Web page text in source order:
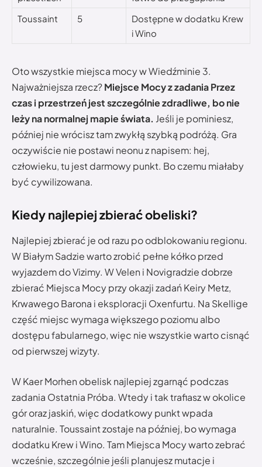
Toussaint
5
Dostępne w dodatku Krew
i Wino
Oto wszystkie miejsca mocy w Wiedźminie 3.
Najważniejsza rzecz?Miejsce Mocy z zadania Przez
czas i przestrzeń jest szczególnie zdradliwe, bo nie
leży na normalnej mapie świata. Jeśli je pominiesz,
później nie wrócisz tam zwykłą szybką podróżą. Gra
oczywiście nie postawi neonu z napisem: hej,
człowieku, tu jest darmowy punkt. Bo czemu miałaby
być cywilizowana.
Kiedy najlepiej zbierać obeliski?
Najlepiej zbierać je od razu po odblokowaniu regionu.
W Białym Sadzie warto zrobić pełne kółko przed
wyjazdem do Vizimy. W Velen i Novigradzie dobrze
zbierać Miejsca Mocy przy okazji zadań Keiry Metz,
Krwawego Barona i eksploracji Oxenfurtu. Na Skellige
część miejsc wymaga większego poziomu albo
dostępu fabularnego, więc nie wszystkie warto cisnąć
od pierwszej wizyty.
W Kaer Morhen obelisk najlepiej zgarnąć podczas
zadania Ostatnia Próba. Wtedy i tak trafiasz w okolice
gór oraz jaskiń, więc dodatkowy punkt wpada
naturalnie. Toussaint zostaje na później, bo wymaga
dodatku Krew i Wino. Tam Miejsca Mocy warto zebrać
wcześnie, szczególnie jeśli planujesz mutacje i